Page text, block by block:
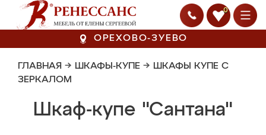
0
ОРЕХОВО-ЗУЕВО
ГЛАВНАЯ → ШКАФЫ-КУПЕ → ШКАФЫ КУПЕ С
ЗЕРКАЛОМ
Шкаф-купе "Сантана"